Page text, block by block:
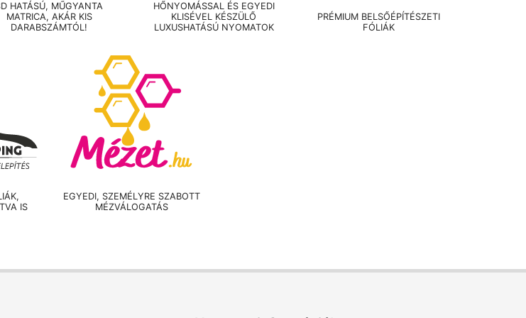
HATÁSÚ, MŰGYANTA
MATRICA, AKÁR KIS
DARABSZÁMTÓL!
HŐNYOMÁSSAL ÉS EGYEDI
KLISÉVEL KÉSZÜLŐ
LUXUSHATÁSÚ NYOMATOK
PRÉMIUM BELSŐÉPÍTÉSZETI
FÓLIÁK
IS
EGYEDI, SZEMÉLYRE SZABOTT
MÉZVÁLOGATÁS